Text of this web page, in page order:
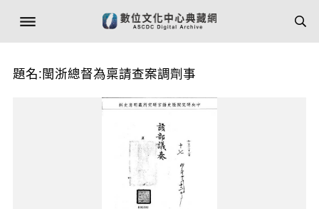
題名:閩浙總督為稟請查案調劑事